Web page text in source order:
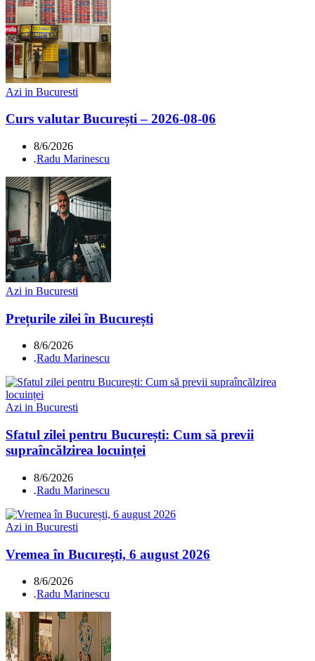
Azi in Bucuresti
Curs valutar București – 2026-08-06
8/6/2026
.Radu Marinescu
Azi in Bucuresti
Prețurile zilei în București
8/6/2026
.Radu Marinescu
Azi in Bucuresti
Sfatul zilei pentru București: Cum să previi
supraîncălzirea locuinței
8/6/2026
.Radu Marinescu
Azi in Bucuresti
Vremea în București, 6 august 2026
8/6/2026
.Radu Marinescu